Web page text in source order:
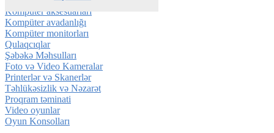
Kompüter aksesuarları
Kompüter avadanlığı
Kompüter monitorları
Qulaqcıqlar
Şəbəkə Məhsulları
Foto və Video Kameralar
Printerlər və Skanerlər
Təhlükəsizlik və Nəzarət
Proqram təminati
Video oyunlar
Oyun Konsolları